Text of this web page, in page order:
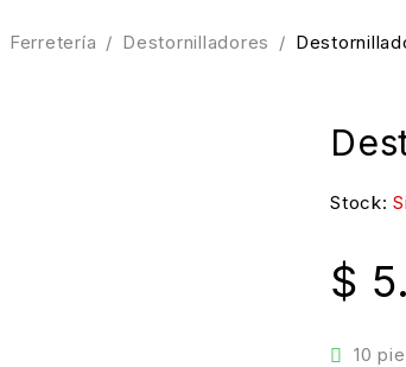
Ferretería / Destornilladores /
Stock:
10
$